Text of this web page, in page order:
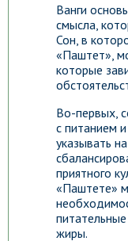
Ванги
смысла,
Сон, в
«Паштет»,
которые
Во-первых,
с питанием
указывать
приятного
«Паштете»
жиры.